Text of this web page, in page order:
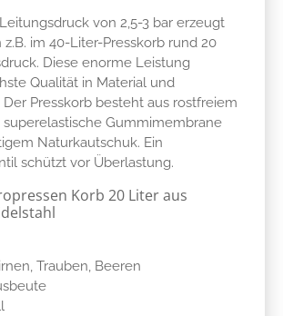
von 2,5-3 bar erzeugt
z.B. im 40-Liter-Presskorb rund 20
Diese enorme Leistung
Qualität in Material und
Presskorb besteht aus rostfreiem
superelastische Gummimembrane
Naturkautschuk. Ein
schützt vor Überlastung.
Korb 20 Liter aus
Trauben, Beeren